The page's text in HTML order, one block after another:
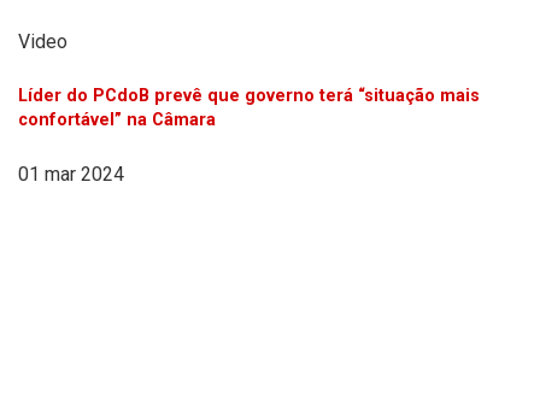
Video
Líder do PCdoB prevê que governo terá “situação mais
confortável” na Câmara
01 mar 2024